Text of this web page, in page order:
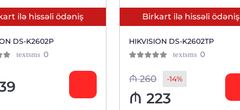
ilə hissəli ödəniş
DS-K2602P
textsms 0отзывов
Birkart ilə hissəli ödəniş
HIKVISION DS-K2602TP
textsms 0отзывов
₼260 -14%
₼ 223